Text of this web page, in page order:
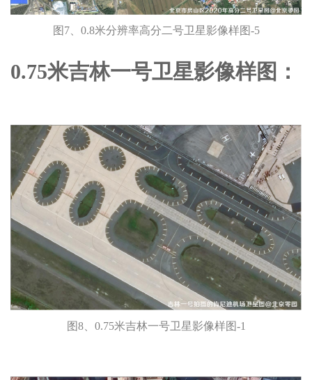
图7、0.8米分辨率高分二号卫星影像样图-5
0.75米吉林一号卫星影像样图：
图8、0.75米吉林一号卫星影像样图-1